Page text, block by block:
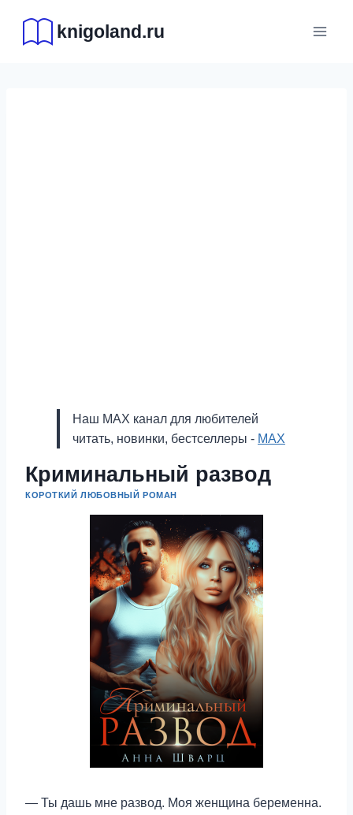
содержимому
knigoland.ru
Наш MAX канал для любителей
читать, новинки, бестселлеры - MAX
Криминальный развод
КОРОТКИЙ ЛЮБОВНЫЙ РОМАН
— Ты дашь мне развод. Моя женщина беременна.